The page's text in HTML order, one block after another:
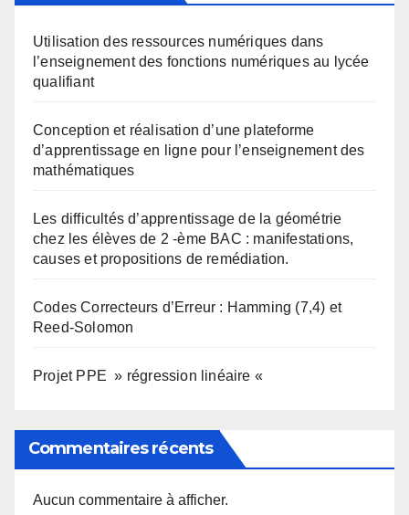
Utilisation des ressources numériques dans
l’enseignement des fonctions numériques au lycée
qualifiant
Conception et réalisation d’une plateforme
d’apprentissage en ligne pour l’enseignement des
mathématiques
Les difficultés d’apprentissage de la géométrie
chez les élèves de 2 -ème BAC : manifestations,
causes et propositions de remédiation.
Codes Correcteurs d’Erreur : Hamming (7,4) et
Reed-Solomon
Projet PPE » régression linéaire «
Commentaires récents
Aucun commentaire à afficher.